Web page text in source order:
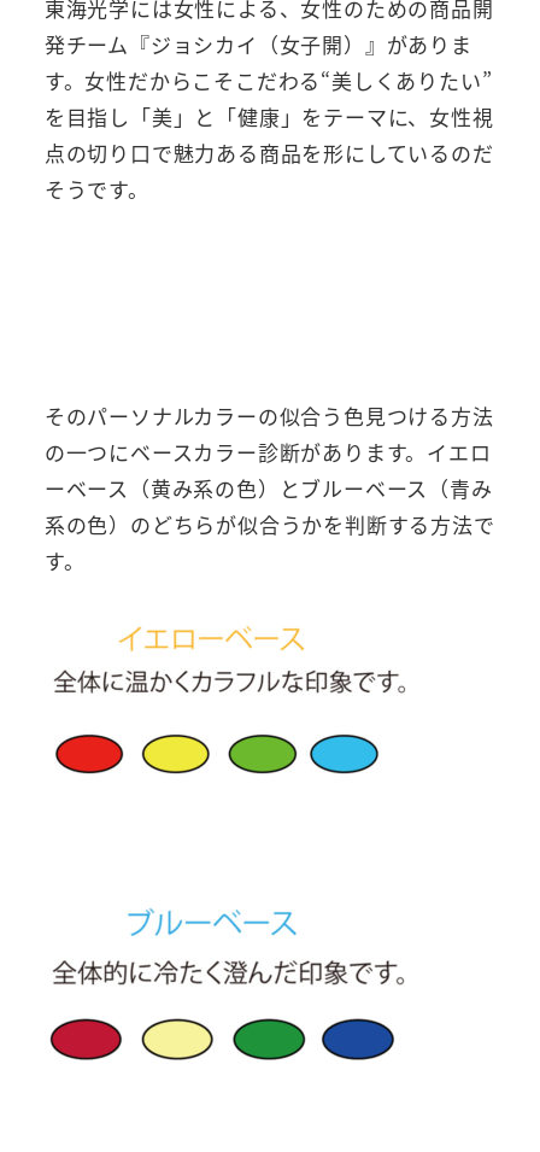
東海光学には女性による、女性のための商品開
発チーム『ジョシカイ（女子開）』がありま
す。女性だからこそこだわる“美しくありたい”
を目指し「美」と「健康」をテーマに、女性視
点の切り口で魅力ある商品を形にしているのだ
そうです。
そのパーソナルカラーの似合う色見つける方法
の一つにベースカラー診断があります。イエロ
ーベース（黄み系の色）とブルーベース（青み
系の色）のどちらが似合うかを判断する方法で
す。